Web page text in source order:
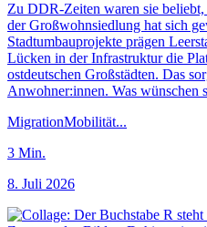
Zu DDR-Zeiten waren sie
der Großwohnsiedlung hat sich
Stadtumbauprojekte prägen
Lücken in der Infrastruktur die
ostdeutschen Großstädten. Das
Anwohner:innen. Was wünschen
MigrationMobilität...
3 Min.
8. Juli 2026